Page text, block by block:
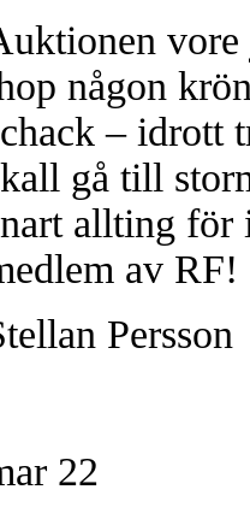
någon
– idrott
gå till
allting för
av RF!
Persson
22